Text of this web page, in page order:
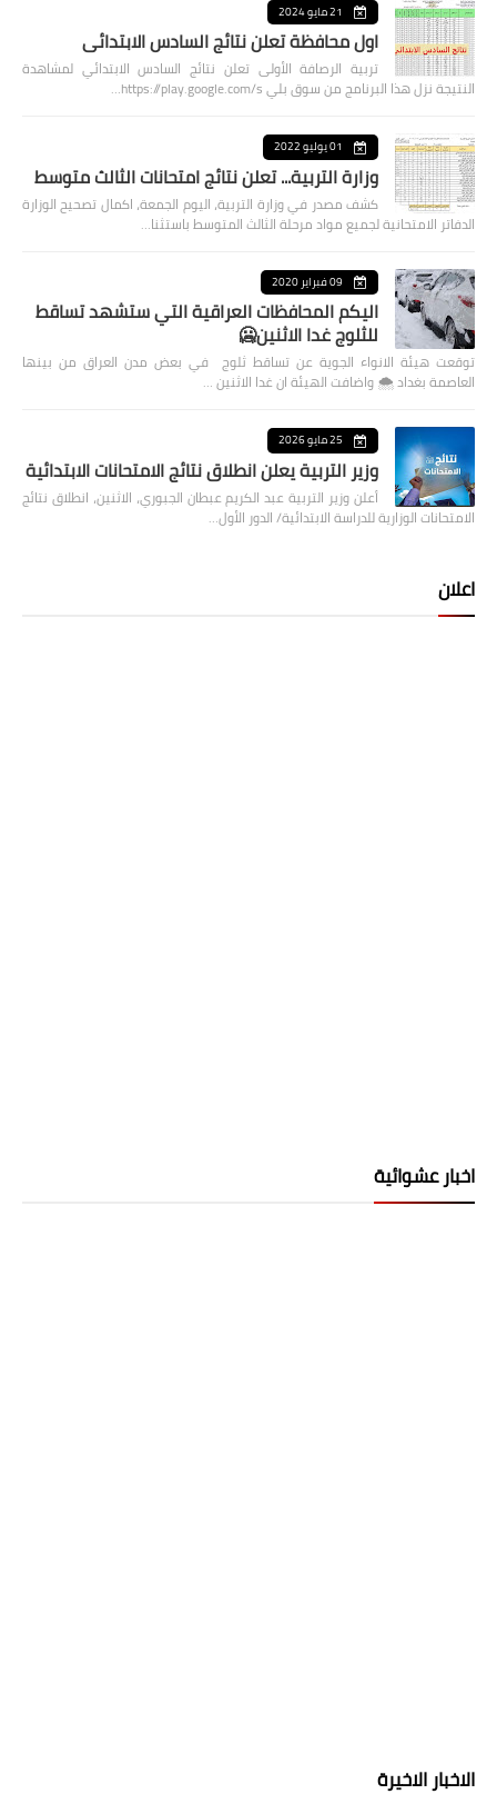
21 مايو 2024
اول محافظة تعلن نتائج السادس الابتدائي
تربية الرصافة الأولى تعلن نتائج السادس الابتدائي لمشاهدة
النتيجة نزل هذا البرنامج من سوق بلي https://play.google.com/s…
01 يوليو 2022
وزارة التربية... تعلن نتائج امتحانات الثالث متوسط
كشف مصدر في وزارة التربية، اليوم الجمعة، اكمال تصحيح الوزارة
الدفاتر الامتحانية لجميع مواد مرحلة الثالث المتوسط باستثنا…
09 فبراير 2020
اليكم المحافظات العراقية التي ستشهد تساقط
للثلوج غدا الاثنين🥶
توقعت هيئة الانواء الجوية عن تساقط ثلوج في بعض مدن العراق من بينها
العاصمة بغداد ⁦🌨️⁩ واضافت الهيئة ان غدا الاثنين …
25 مايو 2026
وزير التربية يعلن انطلاق نتائج الامتحانات الابتدائية
أعلن وزير التربية عبد الكريم عبطان الجبوري، الاثنين، انطلاق نتائج
الامتحانات الوزارية للدراسة الابتدائية/ الدور الأول…
اعلان
اخبار عشوائية
الاخبار الاخيرة